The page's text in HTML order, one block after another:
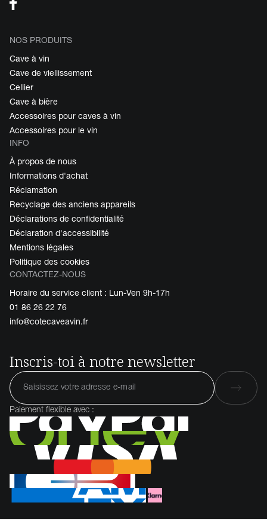
NOS PRODUITS
Cave à vin
Cave de viellissement
Cellier
Cave à bière
Accessoires pour caves à vin
Accessoires pour le vin
INFO
À propos de nous
Informations d'achat
Réclamation
Recyclage des anciens appareils
Déclarations de confidentialité
Déclaration d'accessibilité
Mentions légales
Politique des cookies
CONTACTEZ-NOUS
Horaire du service client : Lun-Ven 9h-17h
01 86 26 22 76
info@cotecaveavin.fr
Inscris-toi à notre newsletter
Paiement flexible avec :